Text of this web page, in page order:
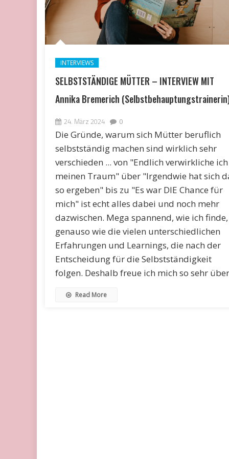
INTERVIEWS
SELBSTSTÄNDIGE MÜTTER – INTERVIEW MIT
Annika Bremerich
24. März 2024 0
Die Gründe, warum sich Mütter beruflich
selbstständig machen sind wirklich sehr
verschieden ... von "Endlich verwirkliche ich
meinen Traum" über "Irgendwie hat sich
so ergeben" bis zu "Es war DIE Chance für
mich" ist echt alles dabei und noch mehr
dazwischen. Mega spannend, wie ich finde,
genauso wie die vielen unterschiedlichen
Erfahrungen und Learnings, die nach der
Entscheidung für die Selbstständigkeit
folgen. Deshalb freue ich mich so sehr über
Read More